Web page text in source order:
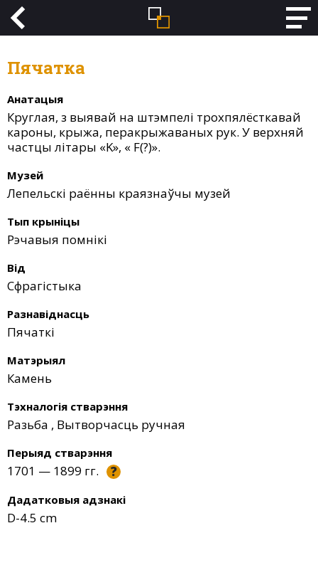
Пячатка
Анатацыя
Круглая, з выявай на штэмпелі трохпялёсткавай
кароны, крыжа, перакрыжаваных рук. У верхняй
частцы літары «K», « F(?)».
Музей
Лепельскі раённы краязнаўчы музей
Тып крыніцы
Рэчавыя помнікі
Від
Сфрагістыка
Разнавіднасць
Пячаткі
Матэрыял
Камень
Тэхналогія стварэння
Разьба , Вытворчасць ручная
Перыяд стварэння
1701 — 1899 гг. ?
Дадатковыя адзнакі
D-4.5 cm